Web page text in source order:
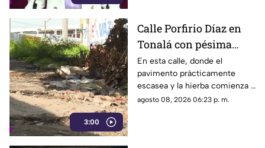
austeridad establecidos por el
partido.
3:00
Calle Porfirio Díaz en
Tonalá con pésima
vialidad y basura por
todas partes
En esta calle, donde el
pavimento prácticamente
escasea y la hierba comienza a
ganar terreno, los vecinos
agosto 08, 2026 06:23 p. m.